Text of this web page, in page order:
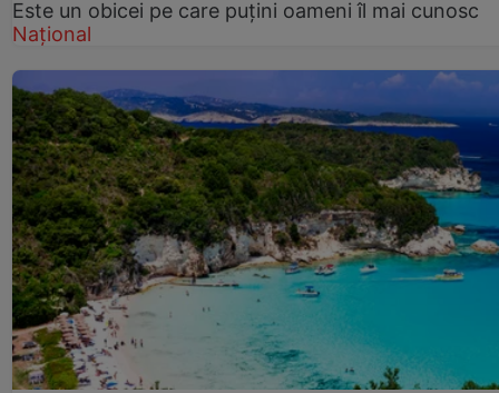
Este un obicei pe care puțini oameni îl mai cunosc
Național